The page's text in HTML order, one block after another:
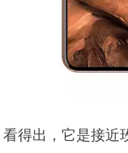
看得出，它是接近